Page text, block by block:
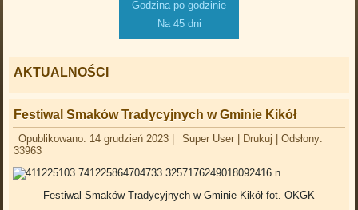
Godzina po godzinie
Na 45 dni
AKTUALNOŚCI
Festiwal Smaków Tradycyjnych w Gminie Kikół
Opublikowano: 14 grudzień 2023 Super User Drukuj |Odsłony:
33963
Festiwal Smaków Tradycyjnych w Gminie Kikół fot. OKGK